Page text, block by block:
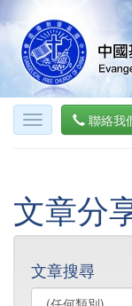
聯絡我
文章分
文章搜尋